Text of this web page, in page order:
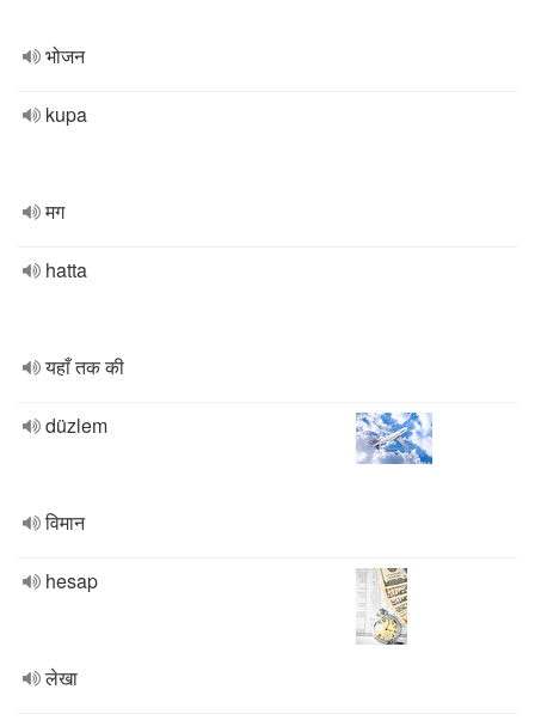
भोजन
kupa
मग
hatta
यहाँ तक की
düzlem
विमान
hesap
लेखा